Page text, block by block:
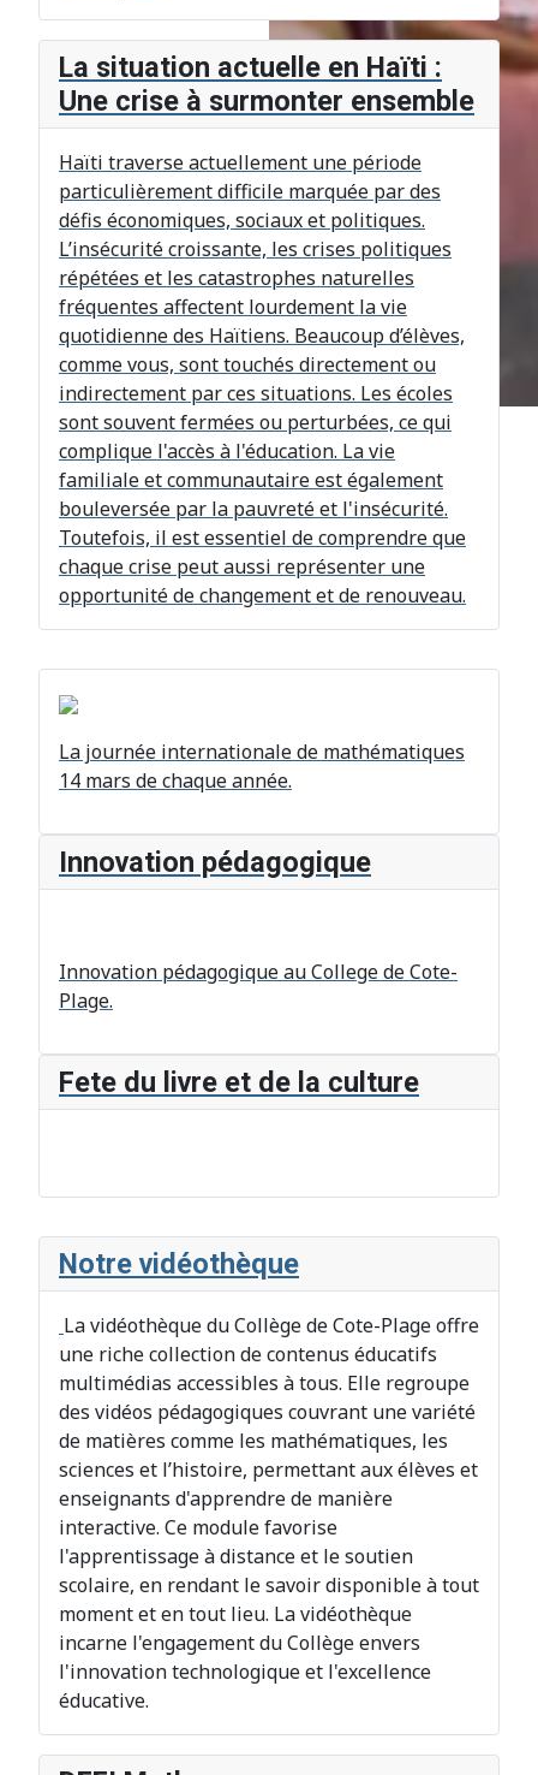
La situation actuelle en Haïti :
Une crise à surmonter ensemble
Haïti traverse actuellement une période
particulièrement difficile marquée par des
défis économiques, sociaux et politiques.
L’insécurité croissante, les crises politiques
répétées et les catastrophes naturelles
fréquentes affectent lourdement la vie
quotidienne des Haïtiens. Beaucoup d’élèves,
comme vous, sont touchés directement ou
indirectement par ces situations. Les écoles
sont souvent fermées ou perturbées, ce qui
complique l'accès à l'éducation. La vie
familiale et communautaire est également
bouleversée par la pauvreté et l'insécurité.
Toutefois, il est essentiel de comprendre que
chaque crise peut aussi représenter une
opportunité de changement et de renouveau.
La journée internationale de mathématiques
14 mars de chaque année.
Innovation pédagogique
Innovation pédagogique au College de Cote-
Plage.
Fete du livre et de la culture
Notre vidéothèque
La vidéothèque du Collège de Cote-Plage offre
une riche collection de contenus éducatifs
multimédias accessibles à tous. Elle regroupe
des vidéos pédagogiques couvrant une variété
de matières comme les mathématiques, les
sciences et l’histoire, permettant aux élèves et
enseignants d'apprendre de manière
interactive. Ce module favorise
l'apprentissage à distance et le soutien
scolaire, en rendant le savoir disponible à tout
moment et en tout lieu. La vidéothèque
incarne l'engagement du Collège envers
l'innovation technologique et l'excellence
éducative.